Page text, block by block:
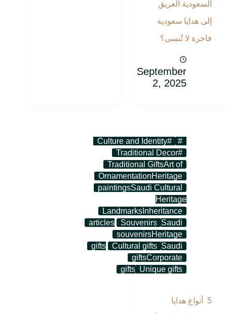
السعودية العريق
إلى هدايا سعودية
فاخرة لا تُنسى؟
September
2, 2025
# Culture and Identity
#
Traditional Decor#
Traditional GiftsArt of
OrnamentationHeritage
paintingsSaudi Cultural
Heritage
Landmarks Inheritance
articles
Souvenirs Saudi
souvenirsHeritage
gifts
Cultural gifts Saudi
giftsCorporate
gifts Unique gifts
5 أنواع هدايا